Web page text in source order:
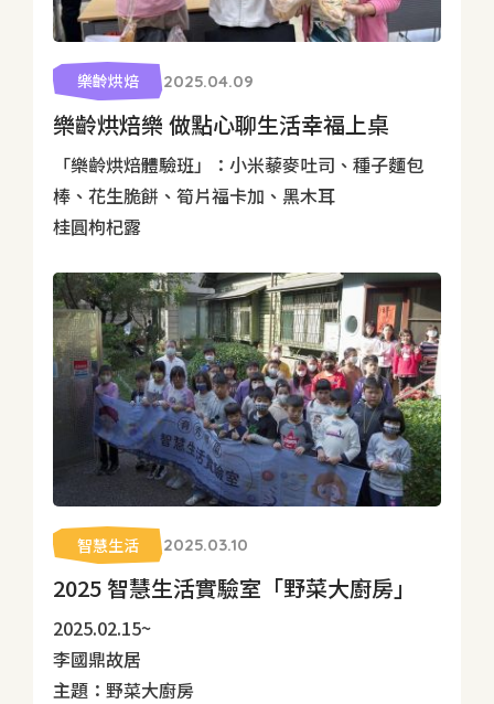
樂齡烘焙 2025.04.09
樂齡烘焙樂 做點心聊生活幸福上桌
「樂齡烘焙體驗班」：小米藜麥吐司、種子麵包
棒、花生脆餅、筍片福卡加、黑木耳
桂圓枸杞露
智慧生活 2025.03.10
2025 智慧生活實驗室「野菜大廚房」
2025.02.15~
李國鼎故居
主題：野菜大廚房